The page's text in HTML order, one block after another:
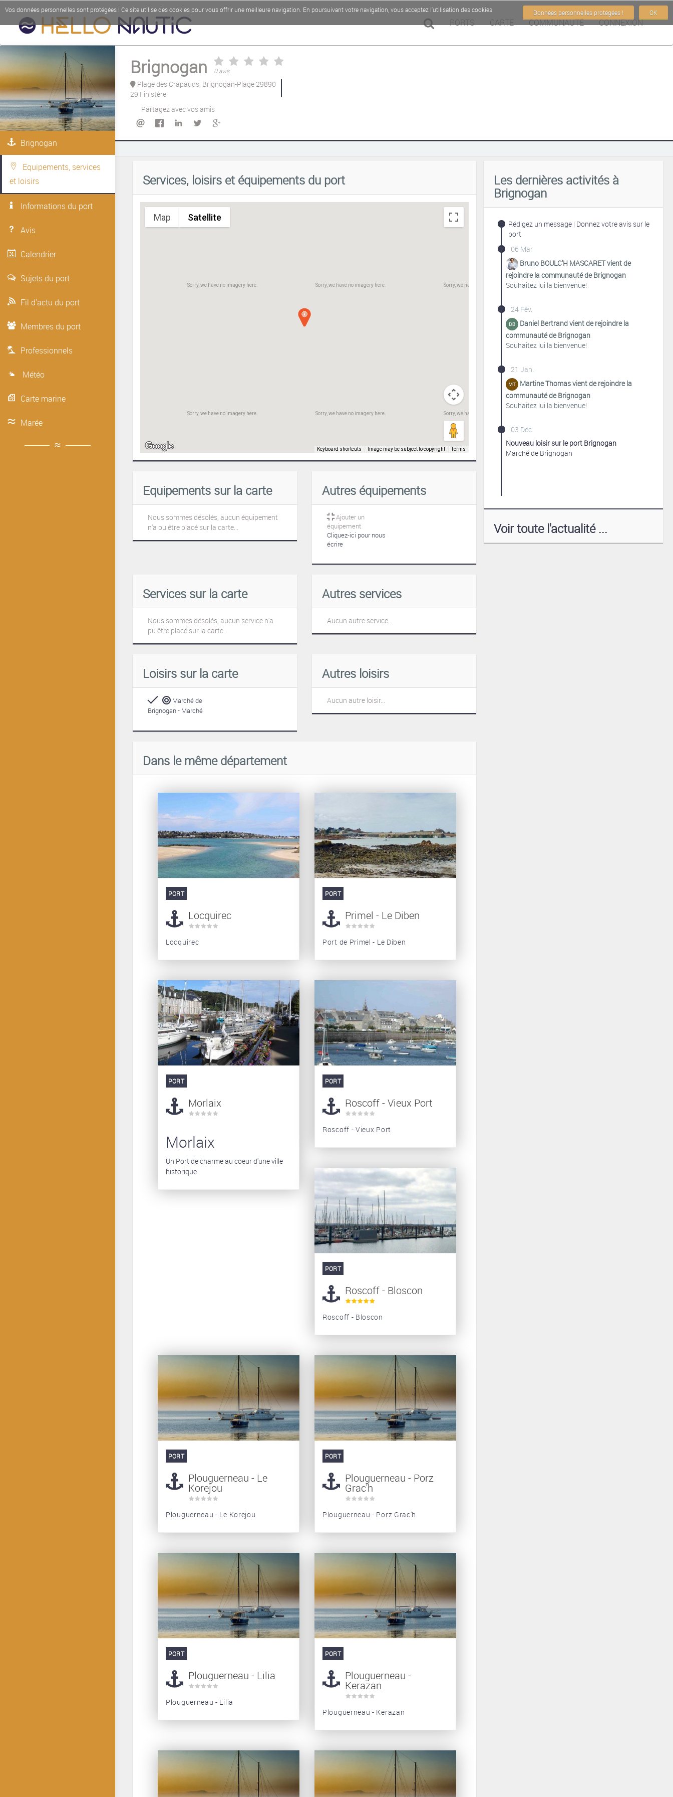
PORTS CARTE COMMUNAUTÉ CONNEXION
Brignogan
Equipements, services
et loisirs
Informations du port
Avis
Calendrier
Sujets du port
Fil d'actu du port
Membres du port
Professionnels
Météo
Carte marine
Marée
Brignogan 0 avis
Plage des Crapauds, Brignogan-Plage 29890
29 Finistère
Partagez avec vos amis
Services, loisirs et équipements du port
Sorry, we have no imagery here.
Sorry, we have no imagery here. Sorry, we have no imagery here.
Sorry, we have no imagery here.
Sorry, we have no imagery here. Sorry, we have no imagery here.
Sorry, we have no imagery here.
Map Satellite
Keyboard shortcuts Image may be subject to copyright Terms
Equipements sur la carte
Nous sommes désolés, aucun équipement
n'a pu être placé sur la carte...
Autres équipements
Ajouter un
équipement
Cliquez-ici pour nous
écrire
Services sur la carte
Nous sommes désolés, aucun service n'a
pu être placé sur la carte...
Autres services
Aucun autre service...
Loisirs sur la carte
Marché de
Brignogan - Marché
Autres loisirs
Aucun autre loisir...
Dans le même département
PORT
Locquirec
Locquirec
PORT
Primel - Le Diben
Port de Primel - Le Diben
PORT
Morlaix
Morlaix
Un Port de charme au coeur d'une ville
historique
PORT
Roscoff - Vieux Port
Roscoff - Vieux Port
PORT
Roscoff - Bloscon
Roscoff - Bloscon
PORT
Plouguerneau - Le
Korejou
Plouguerneau - Le Korejou
PORT
Plouguerneau - Porz
Grac'h
Plouguerneau - Porz Grac'h
PORT
Plouguerneau - Lilia
Plouguerneau - Lilia
PORT
Plouguerneau -
Kerazan
Plouguerneau - Kerazan
Les dernières activités à
Brignogan
Rédigez un message | Donnez votre avis sur le
port
06 Mar
Bruno BOULC'H MASCARET vient de
rejoindre la communauté de Brignogan
Souhaitez lui la bienvenue!
24 Fév.
Daniel Bertrand vient de rejoindre la
communauté de Brignogan
Souhaitez lui la bienvenue!
21 Jan.
Martine Thomas vient de rejoindre la
communauté de Brignogan
Souhaitez lui la bienvenue!
03 Déc.
Nouveau loisir sur le port Brignogan
Marché de Brignogan
Voir toute l'actualité ...
Vos données personnelles sont protégées ! Ce site utilise des cookies pour vous offrir une meilleure navigation. En poursuivant votre navigation, vous acceptez l'utilisation des cookies OK
Données personnelles protégées !